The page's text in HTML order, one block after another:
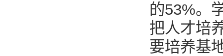
的53%。
把人才培
要培养基